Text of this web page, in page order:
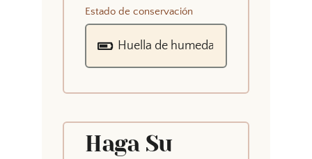
Estado de conservación
Haga Su